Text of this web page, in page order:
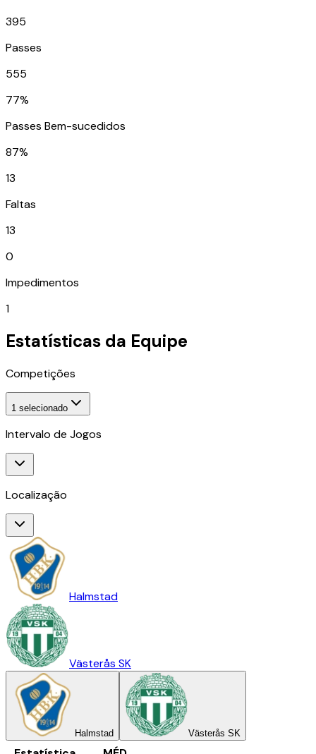
395
Passes
555
77%
Passes Bem-sucedidos
87%
13
Faltas
13
0
Impedimentos
1
Estatísticas da Equipe
Competições
1 selecionado
Intervalo de Jogos
Localização
Halmstad
Västerås SK
Halmstad Västerås SK